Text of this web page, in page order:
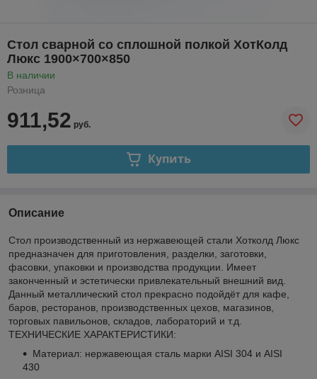
Стол сварной со сплошной полкой ХотКолд
Люкс 1900×700×850
В наличии
Розница
911,52 руб.
Купить
Описание
Стол производственный из нержавеющей стали Хотколд Люкс
предназначен для приготовления, разделки, заготовки,
фасовки, упаковки и производства продукции. Имеет
законченный и эстетически привлекательный внешний вид.
Данный металлический стол прекрасно подойдёт для кафе,
баров, ресторанов, производственных цехов, магазинов,
торговых павильонов, складов, лабораторий и т.д.
ТЕХНИЧЕСКИЕ ХАРАКТЕРИСТИКИ:
Материал: нержавеющая сталь марки AISI 304 и AISI
430